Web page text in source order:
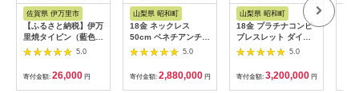
税
佐賀県 伊万里市
【ふるさと納税】伊万
里焼タイピン（藍色）
029-H509
5.0
寄付金額: 26,000 円
アム
山梨県 昭和町
18金 ネックレス
50cm ベネチアンチェ
ーン 18k シンプル 管
191227nm101yn50
m SWAA112
5.0
寄付金額: 2,880,000 円
アム
山梨県 昭和町
18金 プラチナコンビ
ブレスレット ダイヤ
モンド 0.5ct 喜平 細
身 管理番号
160620101dypm
SWAA039
5.0
寄付金額: 3,200,000 円